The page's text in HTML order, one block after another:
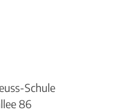
Schule
86